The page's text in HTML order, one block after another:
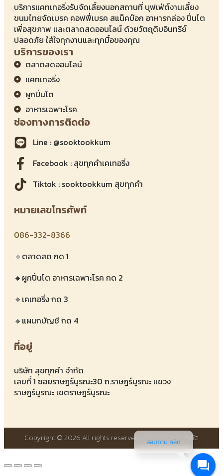
บริการแคทเทอริ่งรับจัดเลี้ยงนอกสถานที่ บุฟเฟ่ต์งานเลี้ยง
ขนมไทยจัดเบรค คอฟฟี่เบรค สแน็คบ๊อก อาหารกล่อง ปิ่นโต
เพื่อสุขภาพ และตลาดสดออนไลน์ ด้วยวัตถุดิบอินทรีย์
ปลอดภัย ใส่ใจทุกงานและทุกมื้อของคุณ
บริการของเรา
ตลาดสดออนไลน์
แคทเทอริ่ง
ผูกปิ่นโต
อาหารเฉพาะโรค
ช่องทางการติดต่อ
Line : @sooktookkum
Facebook : สุขทุกคำเคเทอริ่ง
Tiktok : sooktookkum สุขทุกคำ
หมายเลขโทรศัพท์
086-332-8366
🔸ตลาดสด กด 1
🔸ผูกปิ่นโต อาหารเฉพาะโรค กด 2
🔸เคเทอริ่ง กด 3
🔸แผนกบัญชี กด 4
ที่อยู่
บริษัท สุขทุกคำ จำกัด
เลขที่ 1 ซอยราษฎร์บูรณะ30 ถ.ราษฎร์บูรณะ แขวง
ราษฎร์บูรณะ เขตราษฎร์บูรณะ
Copyright © 2026 All rights reserved. บริษัท สุขทุกคำ จำกัด
สอบถาม คลิก